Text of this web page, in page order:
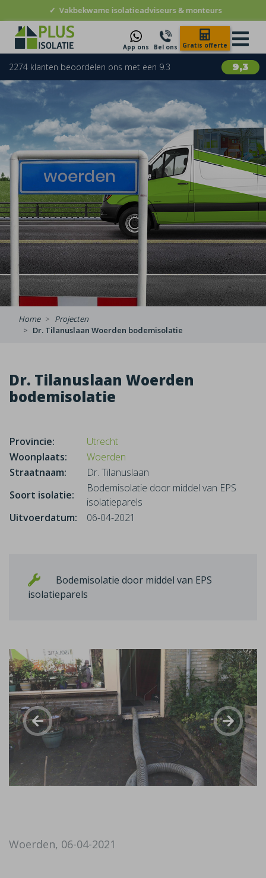
✓ Vakbekwame isolatieadviseurs & monteurs
App ons Bel ons Gratis offerte
9,3
2274 klanten beoordelen ons met een 9.3
Home
Projecten
Dr. Tilanuslaan Woerden bodemisolatie
Dr. Tilanuslaan Woerden
bodemisolatie
Provincie:
Utrecht
Woonplaats:
Woerden
Straatnaam:
Dr. Tilanuslaan
Soort isolatie:
Bodemisolatie door middel van EPS
isolatieparels
Uitvoerdatum:
06-04-2021
Bodemisolatie door middel van EPS
isolatieparels
Woerden, 06-04-2021